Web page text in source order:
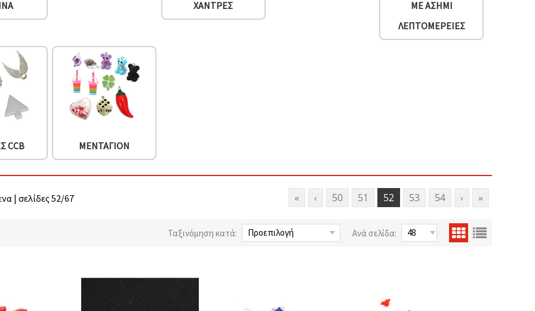
ΧΆΝΤΡΕΣ
ΜΕ ΑΣΗΜΊ
ΛΕΠΤΟΜΈΡΕΙΕΣ
CCB ΜΕΝΤΑΓΙΌΝ
« ‹ 50 51 52 53 54 › »
| σελίδες 52/67
Ταξινόμηση κατά: Ανά σελίδα: